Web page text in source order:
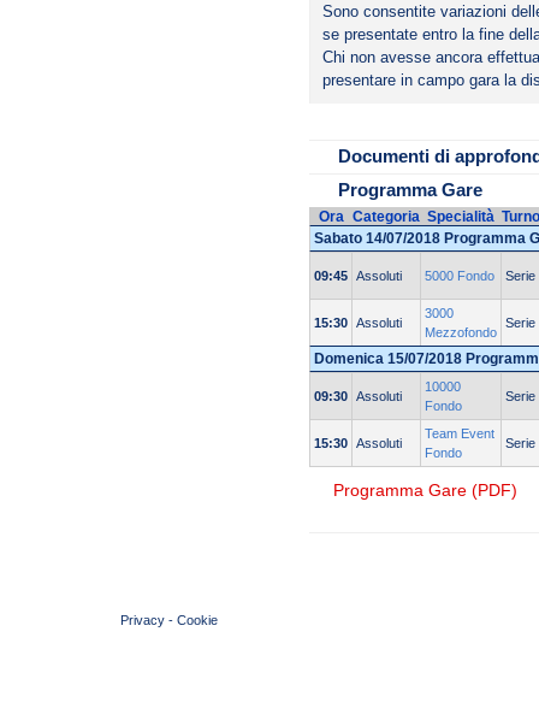
Sono consentite variazioni
se presentate entro la fine
Chi non avesse ancora
presentare in campo gara la
Documenti di
percorsi gara
percorsi 600-
Schema campo
Programma Gare
Ora Categoria Specialità Turno
Sabato 14/07/2018 Programma
09:45 Assoluti 5000 Fondo Serie
15:30 Assoluti
3000
Mezzofondo
Serie
Domenica 15/07/2018
09:30 Assoluti
10000
Fondo
Serie
15:30 Assoluti
Team Event
Fondo
Serie
Programma Gare (PDF)
Privacy - Cookie